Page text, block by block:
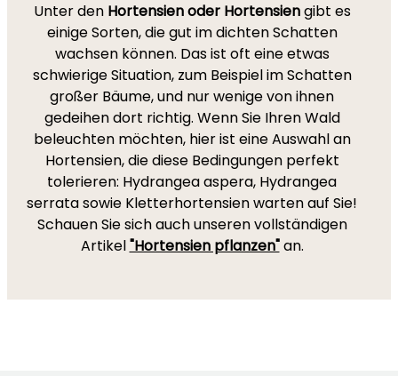
Unter den Hortensien oder Hortensiengibt es
einige Sorten, die gut im dichten Schatten
wachsen können. Das ist oft eine etwas
schwierige Situation, zum Beispiel im Schatten
großer Bäume, und nur wenige von ihnen
gedeihen dort richtig. Wenn Sie Ihren Wald
beleuchten möchten, hier ist eine Auswahl an
Hortensien, die diese Bedingungen perfekt
tolerieren: Hydrangea aspera, Hydrangea
serrata sowie Kletterhortensien warten auf Sie!
Schauen Sie sich auch unseren vollständigen
Artikel"Hortensien pflanzen"an.